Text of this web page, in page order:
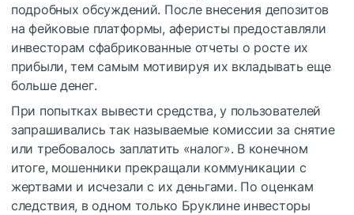
подробных обсуждений. После внесения депозитов
на фейковые платформы, аферисты предоставляли
инвесторам сфабрикованные отчеты о росте их
прибыли, тем самым мотивируя их вкладывать еще
больше денег.
При попытках вывести средства, у пользователей
запрашивались так называемые комиссии за снятие
или требовалось заплатить «налог». В конечном
итоге, мошенники прекращали коммуникации с
жертвами и исчезали с их деньгами. По оценкам
следствия, в одном только Бруклине инвесторы